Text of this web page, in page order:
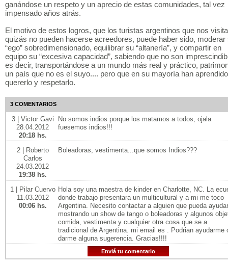
ganándose un respeto y un aprecio de estas comunidades, tal vez
impensado años atrás.
El motivo de estos logros, que los turistas argentinos que nos
quizás no pueden hacerse acreedores, puede haber sido, moderar
“ego” sobredimensionado, equilibrar su “altanería”, y compartir en
equipo su “excesiva capacidad”, sabiendo que no son
es decir, transportándose a un mundo más real y práctico,
un país que no es el suyo.... pero que en su mayoría han
quererlo y respetarlo.
3 COMENTARIOS
3 | Victor Gavi
28.04.2012
20:18 hs.
No somos indios porque los matamos a todos, ojala
fuesemos indios!!!
2 | Roberto
Carlos
24.03.2012
19:38 hs.
Boleadoras, vestimenta...que somos Indios???
1 | Pilar Cuervo
11.03.2012
00:06 hs.
Hola soy una maestra de kinder en Charlotte, NC. La
donde trabajo presentara un multicultural y a mi me toco
Argentina. Necesito contactar a alguien que pueda
mostrando un show de tango o boleadoras y algunos
comida, vestimenta y cualquier otra cosa que se a
tradicional de Argentina. mi email es . Podrian ayudarme
darme alguna sugerencia. Gracias!!!!
Enviá tu comentario